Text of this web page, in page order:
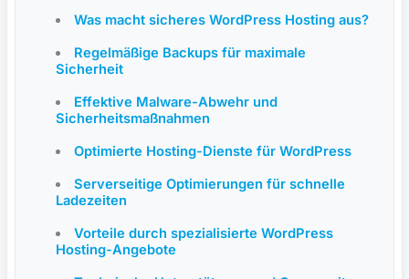
Was macht sicheres WordPress Hosting aus?
Regelmäßige Backups für maximale
Sicherheit
Effektive Malware-Abwehr und
Sicherheitsmaßnahmen
Optimierte Hosting-Dienste für WordPress
Serverseitige Optimierungen für schnelle
Ladezeiten
Vorteile durch spezialisierte WordPress
Hosting-Angebote